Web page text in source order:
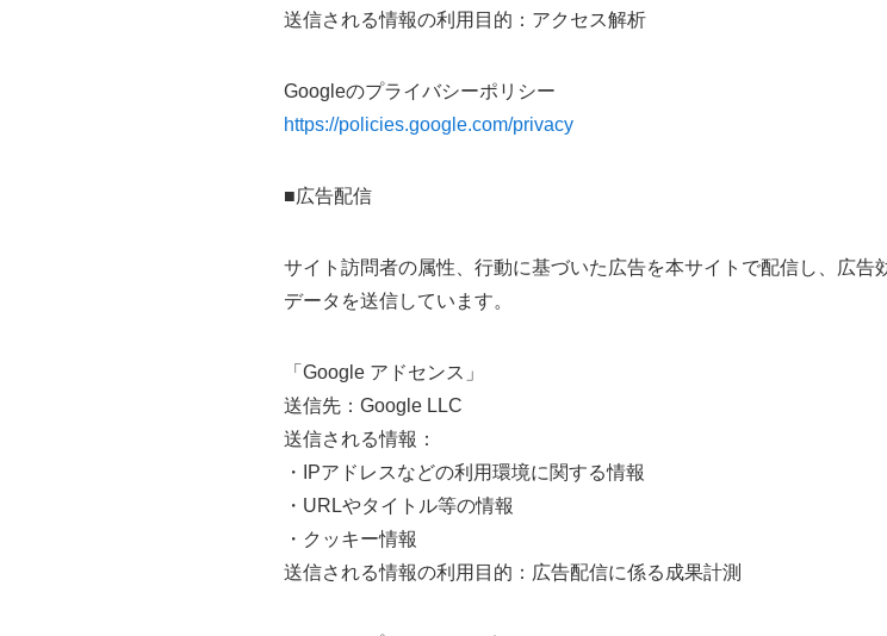
送信される情報の利用目的：アクセス解析
Googleのプライバシーポリシー
https://policies.google.com/privacy
■広告配信
サイト訪問者の属性、行動に基づいた広告を本サイトで配信し、広
データを送信しています。
「Google アドセンス」
送信先：Google LLC
送信される情報：
・IPアドレスなどの利用環境に関する情報
・URLやタイトル等の情報
・クッキー情報
送信される情報の利用目的：広告配信に係る成果計測